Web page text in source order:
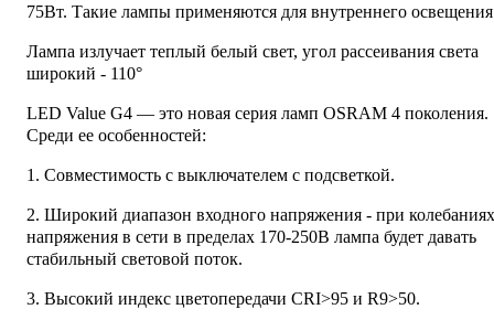
75Вт. Такие лампы применяются для внутреннего
Лампа излучает теплый белый свет, угол рассеивания света
широкий - 110°
LED Value G4 — это новая серия ламп OSRAM 4 поколения.
Среди ее особенностей:
1. Совместимость с выключателем с подсветкой.
2. Широкий диапазон входного напряжения - при колебаниях
напряжения в сети в пределах 170-250В лампа будет давать
стабильный световой поток.
3. Высокий индекс цветопередачи CRI>95 и R9>50.